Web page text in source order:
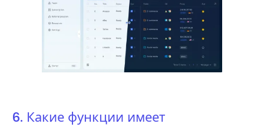
6. Какие функции имеет